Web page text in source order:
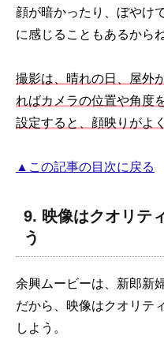
顔が暗かったり、ぼやけ
に感じることもあるからね
撮影は、晴れの日、屋外
ればカメラの位置や角度
設定すると、顔映りがよ
▲この記事の目次に戻る
9. 映像はクオリテ
う
余興ムービーは、新郎新
だから、映像はクオリテ
しよう。